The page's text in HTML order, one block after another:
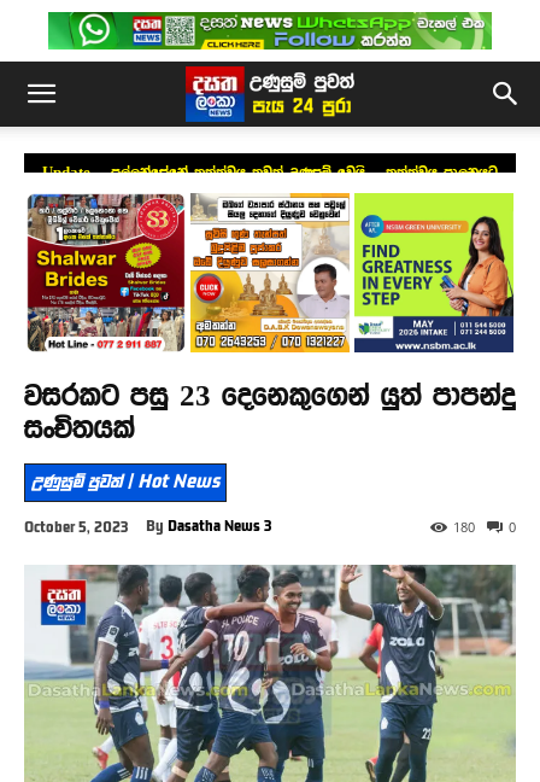
Update – පල්ලන්සේනේ තත්ත්වය තවත් උණුසුම් වෙයි – තත්ත්වය පාලනයට
කඳුළු ගෑස් ප්‍රහාර
වසරකට පසු 23 දෙනෙකුගෙන් යුත් පාපන්දු
සංචිතයක්
උණුසුම් පුවත් | Hot News
October 5, 2023 By Dasatha News 3 0
180